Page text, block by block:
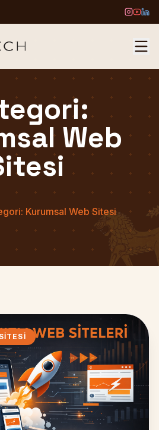
Web
Kurumsal Web Sitesi